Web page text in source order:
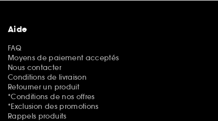
Aide
FAQ
Moyens de paiement acceptés
Nous contacter
Conditions de livraison
Retourner un produit
*Conditions de nos offres
*Exclusion des promotions
Rappels produits